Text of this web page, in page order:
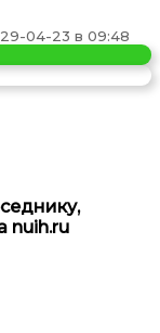
04-23 в 09:48
nuih.ru